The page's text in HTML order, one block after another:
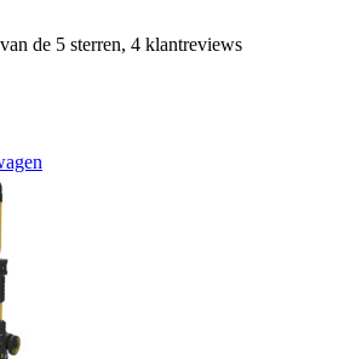
de 5 sterren, 4 klantreviews